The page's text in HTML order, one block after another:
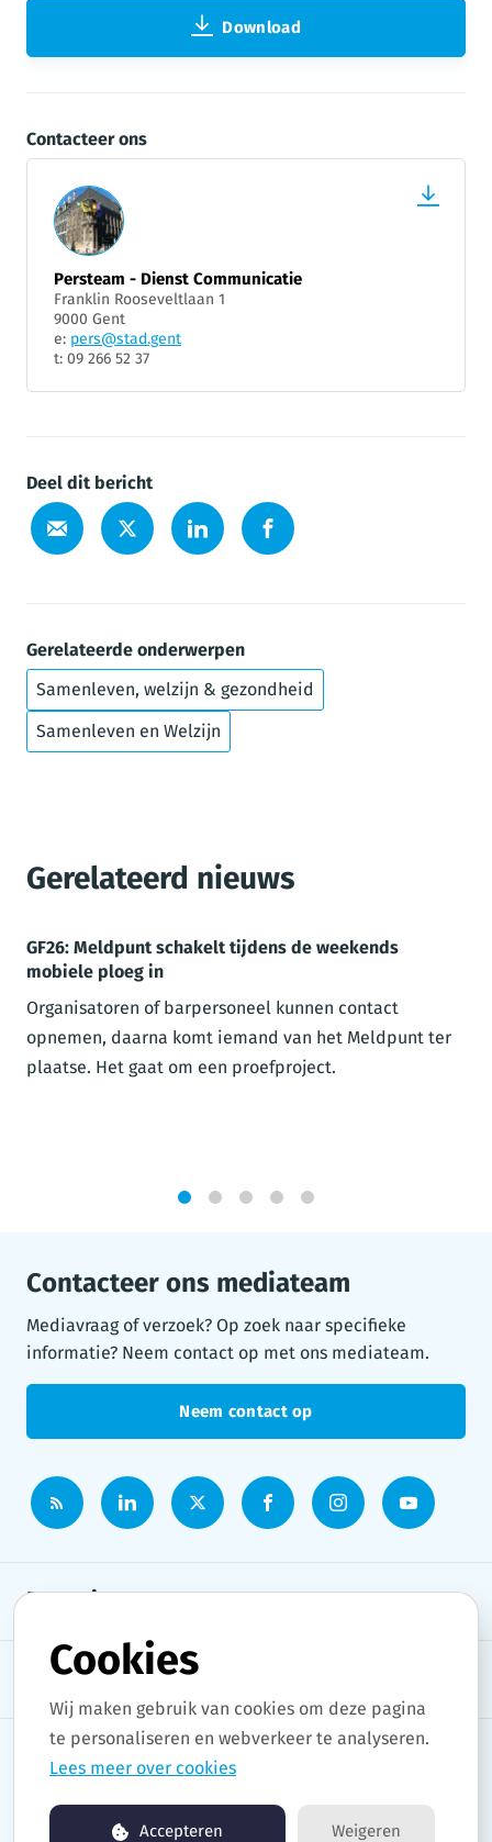
Download
Contacteer ons
Persteam - Dienst Communicatie
Franklin Rooseveltlaan 1
9000 Gent
e: pers@stad.gent
t: 09 266 52 37
Deel dit bericht
Gerelateerde onderwerpen
Samenleven, welzijn & gezondheid
Samenleven en Welzijn
Gerelateerd nieuws
GF26: Meldpunt schakelt tijdens de weekends
mobiele ploeg in
Organisatoren of barpersoneel kunnen contact
opnemen, daarna komt iemand van het Meldpunt ter
plaatse. Het gaat om een proefproject.
Contacteer ons mediateam
Mediavraag of verzoek? Op zoek naar specifieke
informatie? Neem contact op met ons mediateam.
Neem contact op
Persruimte
Onderwerpen
Copyright © 2026 Stad Gent. All rights reserved.
Cookies
Wij maken gebruik van cookies om deze pagina
te personaliseren en webverkeer te analyseren.
Lees meer over cookies
Accepteren Weigeren